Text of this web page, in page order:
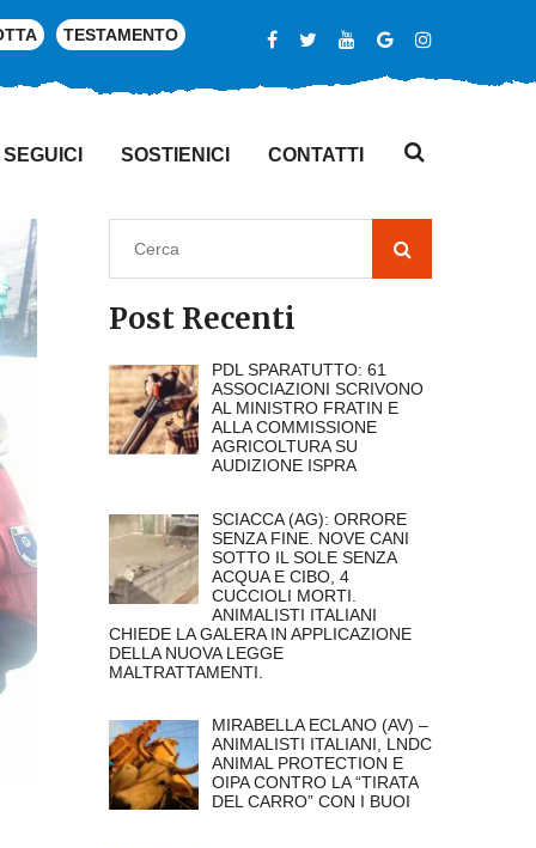
TESTAMENTO
SEGUICI SOSTIENICI CONTATTI
Post Recenti
PDL SPARATUTTO: 61
ASSOCIAZIONI SCRIVONO
AL MINISTRO FRATIN E
ALLA COMMISSIONE
AGRICOLTURA SU
AUDIZIONE ISPRA
SCIACCA (AG): ORRORE
SENZA FINE. NOVE CANI
SOTTO IL SOLE SENZA
ACQUA E CIBO, 4
CUCCIOLI MORTI.
ANIMALISTI ITALIANI
CHIEDE LA GALERA IN APPLICAZIONE
DELLA NUOVA LEGGE
MALTRATTAMENTI.
MIRABELLA ECLANO (AV) –
ANIMALISTI ITALIANI, LNDC
ANIMAL PROTECTION E
OIPA CONTRO LA “TIRATA
DEL CARRO” CON I BUOI